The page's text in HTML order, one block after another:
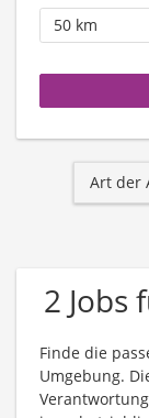
Art der
2 Jobs
Finde die
Umgebung.